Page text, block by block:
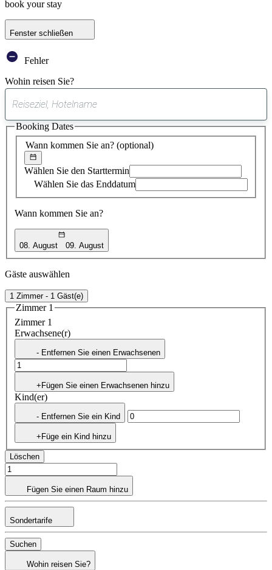
book your stay
Fenster schließen
Fehler
Wohin reisen Sie?
gefundener
Vorschlag
Wann kommen Sie an? (optional)
Wählen Sie den Starttermin
Wählen Sie das Enddatum
Wann kommen Sie an?
08. August 09. August
Booking Dates
Gäste auswählen
1 Zimmer - 1 Gäst(e)
Zimmer 1
Zimmer 1
Erwachsene(r)
- Entfernen Sie einen Erwachsenen
+Fügen Sie einen Erwachsenen hinzu
Kind(er)
- Entfernen Sie ein Kind
+Füge ein Kind hinzu
Löschen
Fügen Sie einen Raum hinzu
Sondertarife
Suchen
Wohin reisen Sie?